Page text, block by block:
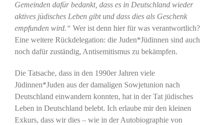
Gemeinden dafür bedankt, dass es in Deutschland wieder
aktives jüdisches Leben gibt und dass dies als Geschenk
empfunden wird.“ Wer ist denn hier für was verantwortlich?
Eine weitere Rückdelegation: die Juden*Jüdinnen sind auch
noch dafür zuständig, Antisemitismus zu bekämpfen.
Die Tatsache, dass in den 1990er Jahren viele
Jüdinnen*Juden aus der damaligen Sowjetunion nach
Deutschland einwandern konnten, hat in der Tat jüdisches
Leben in Deutschland belebt. Ich erlaube mir den kleinen
Exkurs, dass wir dies – wie in der Autobiographie von